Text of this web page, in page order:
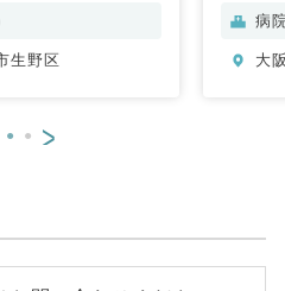
生野区
科
病
大
>